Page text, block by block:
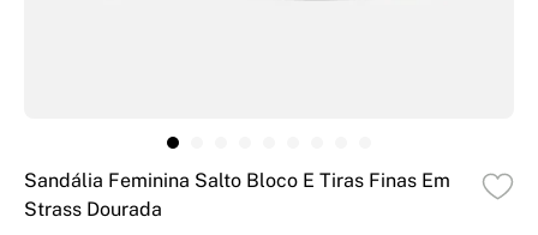
Sandália Feminina Salto Bloco E Tiras Finas Em
Strass Dourada